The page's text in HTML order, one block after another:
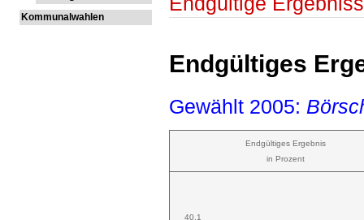
Kommunalwahlen
Endgültiges
Gewählt 2005:
Endgültiges Ergebnis
in Prozent
40,1